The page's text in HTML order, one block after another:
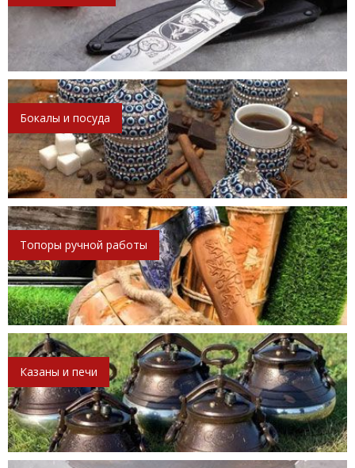
Бокалы и посуда
Топоры ручной работы
Казаны и печи